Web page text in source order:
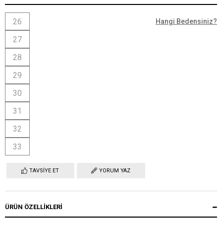
26
27
28
29
30
31
32
33
Hangi Bedensiniz?
TAVSIYE ET YORUM YAZ
ÜRÜN ÖZELLIKLERI